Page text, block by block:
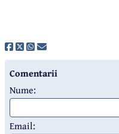
Comentarii
Nume:
Email: